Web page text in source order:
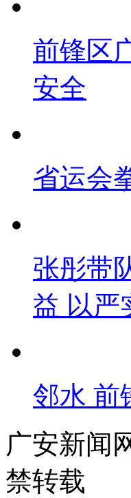
前锋区
安全
省运会
张彤带
益 以严
邻水 前
广安新闻
禁转载